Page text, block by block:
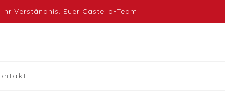
info@al-castello.net | 0841/9311786
Verständnis. Euer Castello-Team